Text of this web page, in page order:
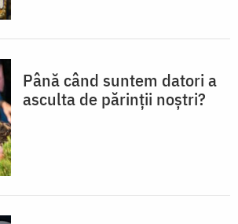
Până când suntem datori a
asculta de părinții noștri?